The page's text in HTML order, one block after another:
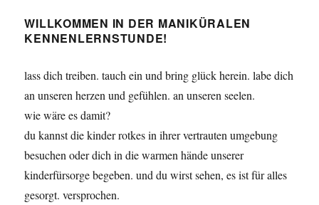
WILLKOMMEN IN DER MANIKÜRALEN
KENNENLERNSTUNDE!
lass dich treiben. tauch ein und bring glück herein. labe dich
an unseren herzen und gefühlen. an unseren seelen.
wie wäre es damit?
du kannst die kinder rotkes in ihrer vertrauten umgebung
besuchen oder dich in die warmen hände unserer
kinderfürsorge begeben. und du wirst sehen, es ist für alles
gesorgt. versprochen.